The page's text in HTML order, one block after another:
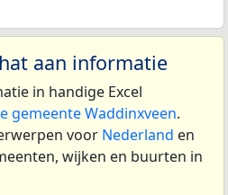
aan informatie
in handige Excel
gemeente Waddinxveen.
voor Nederland en
wijken en buurten in